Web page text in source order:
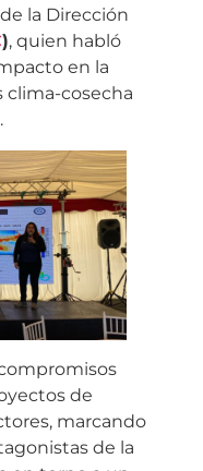
la Dirección
), quien habló
en la
clima-cosecha
de
marcando
de la